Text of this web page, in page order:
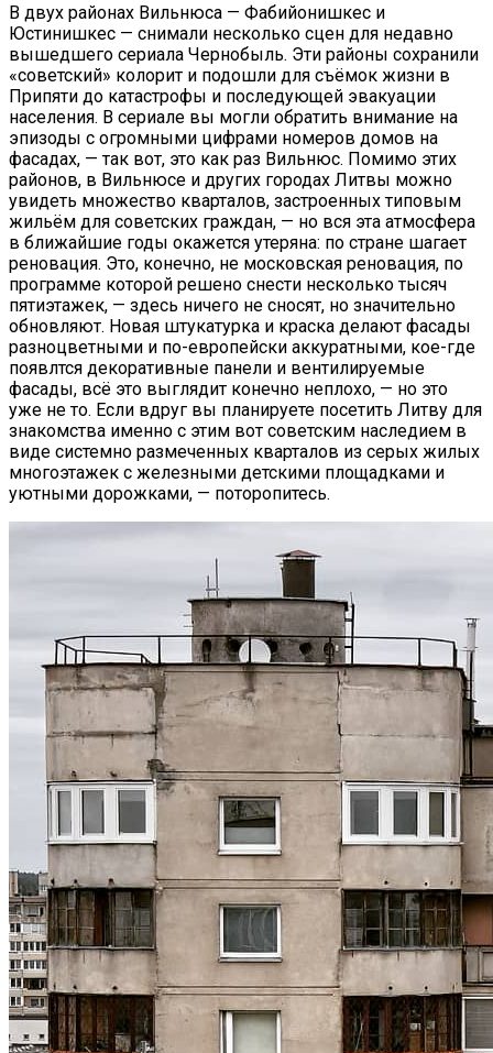
В двух районах Вильнюса — Фабийонишкес и
Юстинишкес — снимали несколько сцен для недавно
вышедшего сериала Чернобыль. Эти районы сохранили
«советский» колорит и подошли для съёмок жизни в
Припяти до катастрофы и последующей эвакуации
населения. В сериале вы могли обратить внимание на
эпизоды с огромными цифрами номеров домов на
фасадах, — так вот, это как раз Вильнюс. Помимо этих
районов, в Вильнюсе и других городах Литвы можно
увидеть множество кварталов, застроенных типовым
жильём для советских граждан, — но вся эта атмосфера
в ближайшие годы окажется утеряна: по стране шагает
реновация. Это, конечно, не московская реновация, по
программе которой решено снести несколько тысяч
пятиэтажек, — здесь ничего не сносят, но значительно
обновляют. Новая штукатурка и краска делают фасады
разноцветными и по-европейски аккуратными, кое-где
появлтся декоративные панели и вентилируемые
фасады, всё это выглядит конечно неплохо, — но это
уже не то. Если вдруг вы планируете посетить Литву для
знакомства именно с этим вот советским наследием в
виде системно размеченных кварталов из серых жилых
многоэтажек с железными детскими площадками и
уютными дорожками, — поторопитесь.